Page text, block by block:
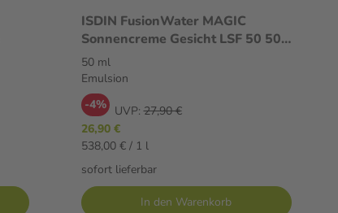
ISDIN FusionWater MAGIC
Sonnencreme Gesicht LSF 50 50
ml Emulsion
50 ml
Emulsion
-4%
UVP: 27,90 €
26,90 €
538,00 € / 1 l
sofort lieferbar
In den Warenkorb